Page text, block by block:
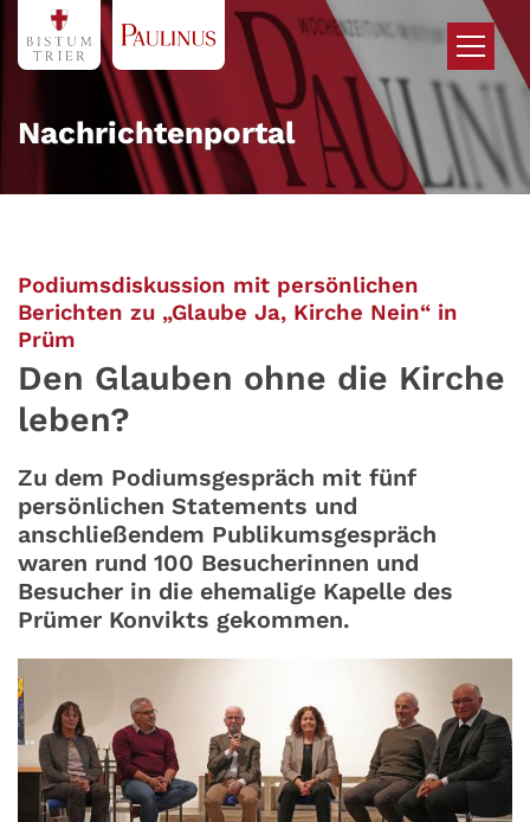
Zum Inhalt springen
Nachrichtenportal
Podiumsdiskussion mit persönlichen
Berichten zu „Glaube Ja, Kirche Nein“ in
Prüm
Den Glauben ohne die Kirche
leben?
Zu dem Podiumsgespräch mit fünf
persönlichen Statements und
anschließendem Publikumsgespräch
waren rund 100 Besucherinnen und
Besucher in die ehemalige Kapelle des
Prümer Konvikts gekommen.